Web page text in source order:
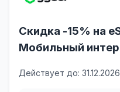
Скидка -15% на
Мобильный
Действует до: 31.12.2026